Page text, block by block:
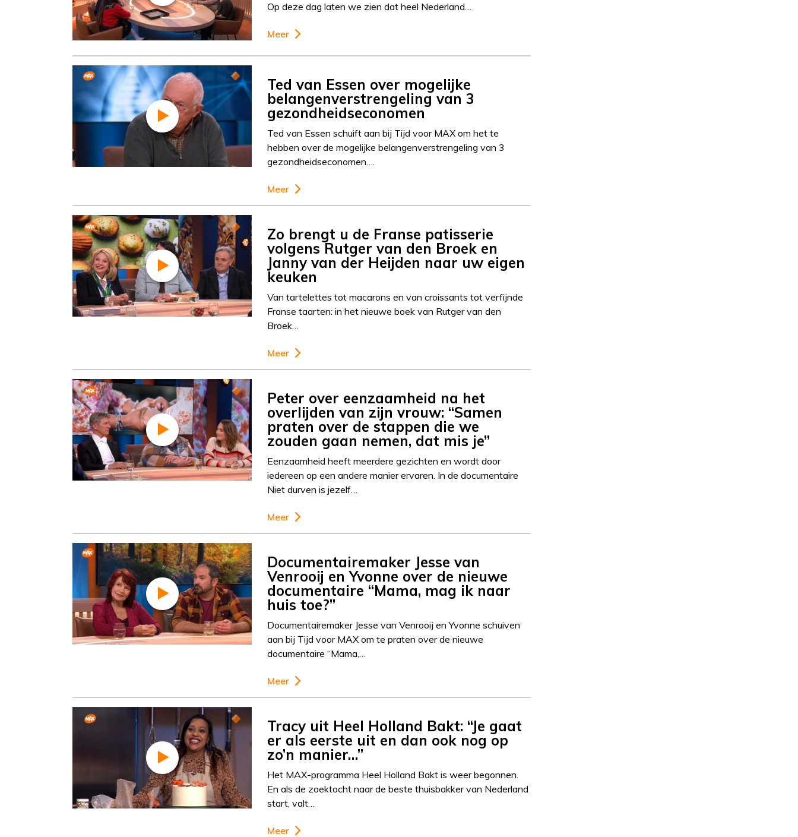
Op deze dag laten we zien dat heel Nederland…
Meer
Ted van Essen over mogelijke
belangenverstrengeling van 3
gezondheidseconomen
Ted van Essen schuift aan bij Tijd voor MAX om het te
hebben over de mogelijke belangenverstrengeling van 3
gezondheidseconomen….
Meer
Zo brengt u de Franse patisserie
volgens Rutger van den Broek en
Janny van der Heijden naar uw eigen
keuken
Van tartelettes tot macarons en van croissants tot verfijnde
Franse taarten: in het nieuwe boek van Rutger van den
Broek…
Meer
Peter over eenzaamheid na het
overlijden van zijn vrouw: “Samen
praten over de stappen die we
zouden gaan nemen, dat mis je”
Eenzaamheid heeft meerdere gezichten en wordt door
iedereen op een andere manier ervaren. In de documentaire
Niet durven is jezelf…
Meer
Documentairemaker Jesse van
Venrooij en Yvonne over de nieuwe
documentaire “Mama, mag ik naar
huis toe?”
Documentairemaker Jesse van Venrooij en Yvonne schuiven
aan bij Tijd voor MAX om te praten over de nieuwe
documentaire “Mama,…
Meer
Tracy uit Heel Holland Bakt: “Je gaat
er als eerste uit en dan ook nog op
zo’n manier…”
Het MAX-programma Heel Holland Bakt is weer begonnen.
En als de zoektocht naar de beste thuisbakker van Nederland
start, valt…
Meer